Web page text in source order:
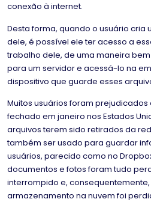
conexão à internet.
Desta forma, quando o usuário cria
dele, é possível ele ter acesso a
trabalho dele, de uma maneira
para um servidor e acessá-lo na
dispositivo que guarde esses
Muitos usuários foram prejudicados
fechado em janeiro nos Estados
arquivos terem sido retirados da
também ser usado para guardar
usuários, parecido como no
documentos e fotos foram tudo
interrompido e,
armazenamento na nuvem foi